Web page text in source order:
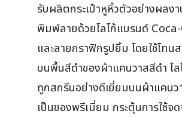
รับผลิตกระเป๋าหูหิ้วตัวอย่างผลง
พิมพ์ลายด้วยโลโก้แบรนด์
และลายกราฟิกรูปยิ้ม โดยใช้โทน
บนพื้นสีดำของผ้าแคนวาสสีดำ โล
ถูกสกรีนอย่างดีเยี่ยมบนผ้าแคนว
เป็นของพรีเมี่ยม กระตุ้นการใช้จ